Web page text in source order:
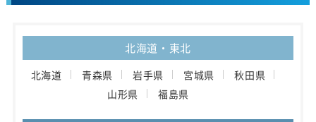
北海道・東北
北海道 青森県 岩手県 宮城県
秋田県
山形県
福島県